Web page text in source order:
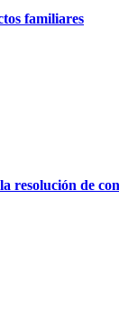
familiares
resolución de